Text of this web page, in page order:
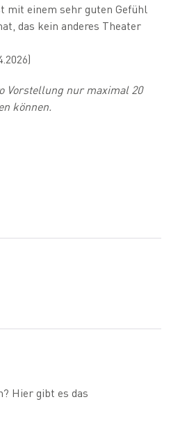
mit einem sehr guten Gefühl
das kein anderes Theater
Vorstellung nur maximal 20
können.
Hier gibt es das